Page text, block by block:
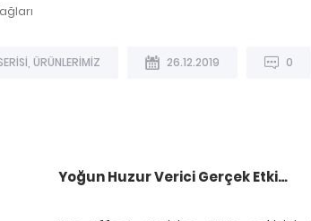
ÜRÜNLERİMİZ 26.12.2019 0
Yoğun Huzur Verici Gerçek Etki…